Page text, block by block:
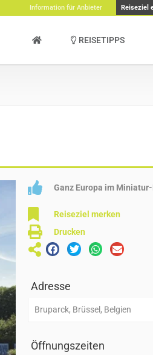
Information für Anbieter Reiseziel
REISETIPPS
Ganz Europa im
Reiseziel merken
Drucken
Adresse
Bruparck, Brüssel, Belgien
Öffnungszeiten